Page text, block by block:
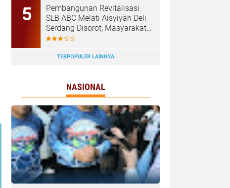
‎Pembangunan Revitalisasi
SLB ABC Melati Aisyiyah Deli
Serdang Disorot, Masyarakat
Pertanyakan Transparansi
TERPOPULER LAINNYA
NASIONAL